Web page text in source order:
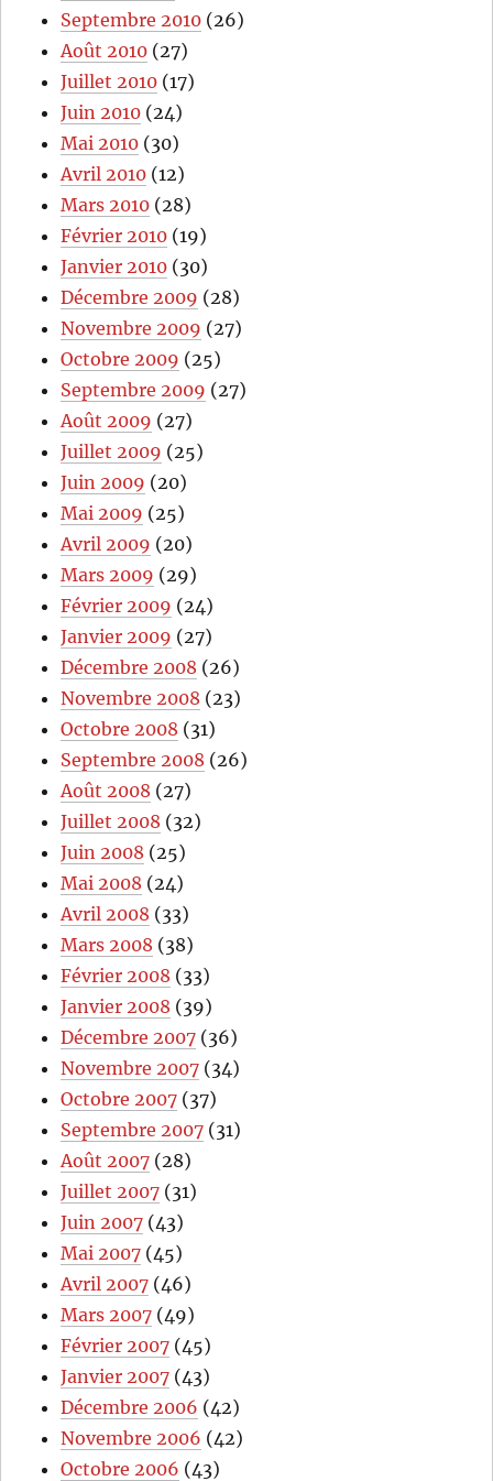
Septembre 2010 (26)
Août 2010 (27)
Juillet 2010 (17)
Juin 2010 (24)
Mai 2010 (30)
Avril 2010 (12)
Mars 2010 (28)
Février 2010 (19)
Janvier 2010 (30)
Décembre 2009 (28)
Novembre 2009 (27)
Octobre 2009 (25)
Septembre 2009 (27)
Août 2009 (27)
Juillet 2009 (25)
Juin 2009 (20)
Mai 2009 (25)
Avril 2009 (20)
Mars 2009 (29)
Février 2009 (24)
Janvier 2009 (27)
Décembre 2008 (26)
Novembre 2008 (23)
Octobre 2008 (31)
Septembre 2008 (26)
Août 2008 (27)
Juillet 2008 (32)
Juin 2008 (25)
Mai 2008 (24)
Avril 2008 (33)
Mars 2008 (38)
Février 2008 (33)
Janvier 2008 (39)
Décembre 2007 (36)
Novembre 2007 (34)
Octobre 2007 (37)
Septembre 2007 (31)
Août 2007 (28)
Juillet 2007 (31)
Juin 2007 (43)
Mai 2007 (45)
Avril 2007 (46)
Mars 2007 (49)
Février 2007 (45)
Janvier 2007 (43)
Décembre 2006 (42)
Novembre 2006 (42)
Octobre 2006 (43)